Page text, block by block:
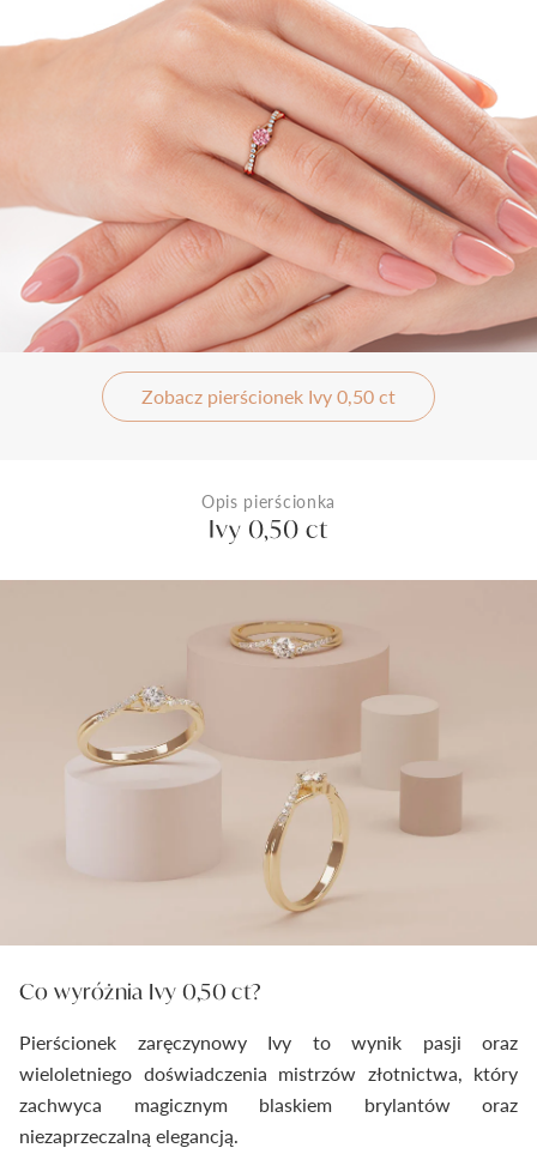
Zobacz pierścionek Ivy 0,50 ct
Opis pierścionka
Ivy 0,50 ct
Co wyróżnia Ivy 0,50 ct?
Pierścionek zaręczynowy Ivy to wynik pasji oraz
wieloletniego doświadczenia mistrzów złotnictwa, który
zachwyca magicznym blaskiem brylantów oraz
niezaprzeczalną elegancją.